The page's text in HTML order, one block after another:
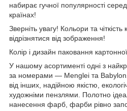
набирає гучної популярності серед
країнах!
Зверніть увагу! Кольори та
відрізнятися від зображення!
Колір і дизайн паковання
У нашому асортименті одні з
за номерами — Menglei та Babylon.
від інших, надійною якістю,
художніми пензлями. Полотно
нанесення фарб, фарби рівно